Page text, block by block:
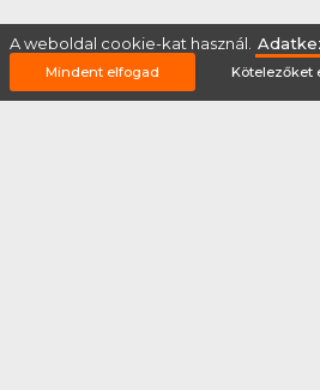
A weboldal cookie-kat használ.
Mindent elfogad Kötelezőket